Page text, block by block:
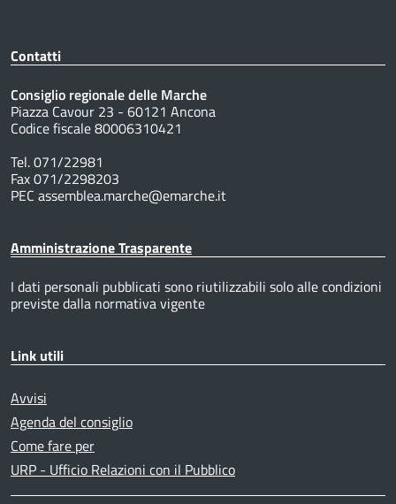
Contatti
Consiglio regionale delle Marche
Piazza Cavour 23 - 60121 Ancona
Codice fiscale 80006310421
Tel. 071/22981
Fax 071/2298203
PEC assemblea.marche@emarche.it
Amministrazione Trasparente
I dati personali pubblicati sono riutilizzabili solo alle condizioni
previste dalla normativa vigente
Link utili
Avvisi
Agenda del consiglio
Come fare per
URP - Ufficio Relazioni con il Pubblico